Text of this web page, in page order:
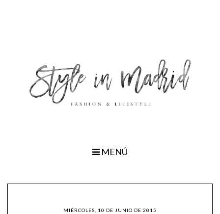
MENÚ
MIÉRCOLES, 10 DE JUNIO DE 2015